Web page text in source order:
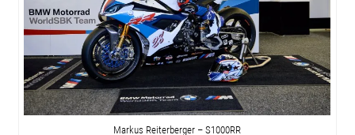
Markus Reiterberger – S1000RR